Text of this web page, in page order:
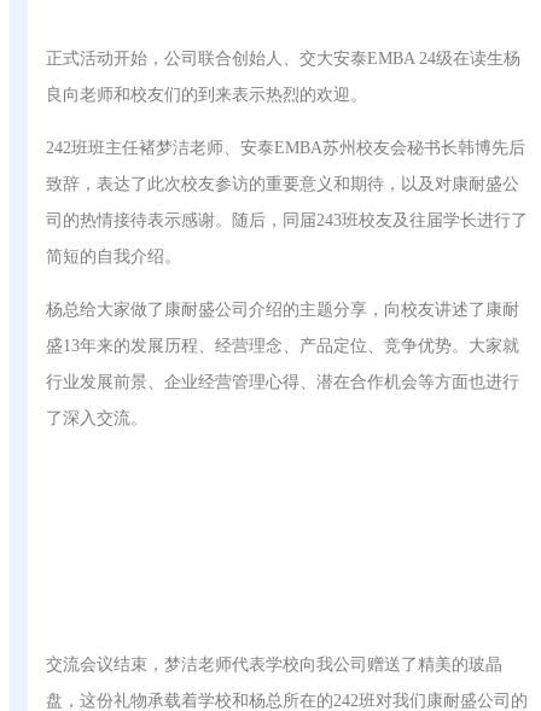
正式活动开始，公司联合创始人、交大安泰EMBA 24级在读生杨
良向老师和校友们的到来表示热烈的欢迎。
242班班主任褚梦洁老师、安泰EMBA苏州校友会秘书长韩博先后
致辞，表达了此次校友参访的重要意义和期待，以及对康耐盛公
司的热情接待表示感谢。随后，同届243班校友及往届学长进行了
简短的自我介绍。
杨总给大家做了康耐盛公司介绍的主题分享，向校友讲述了康耐
盛13年来的发展历程、经营理念、产品定位、竞争优势。大家就
行业发展前景、企业经营管理心得、潜在合作机会等方面也进行
了深入交流。
交流会议结束，梦洁老师代表学校向我公司赠送了精美的玻晶
盘，这份礼物承载着学校和杨总所在的242班对我们康耐盛公司的